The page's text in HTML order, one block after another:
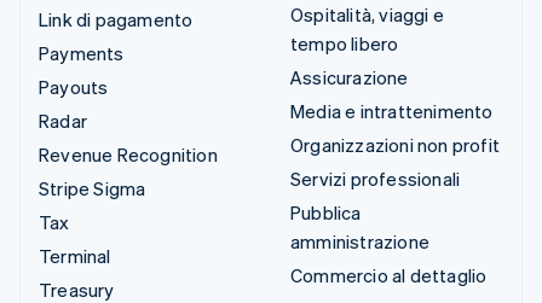
Link di pagamento
Payments
Payouts
Radar
Revenue Recognition
Stripe Sigma
Tax
Terminal
Treasury
Ospitalità, viaggi e
tempo libero
Assicurazione
Media e intrattenimento
Organizzazioni non profit
Servizi professionali
Pubblica
amministrazione
Commercio al dettaglio